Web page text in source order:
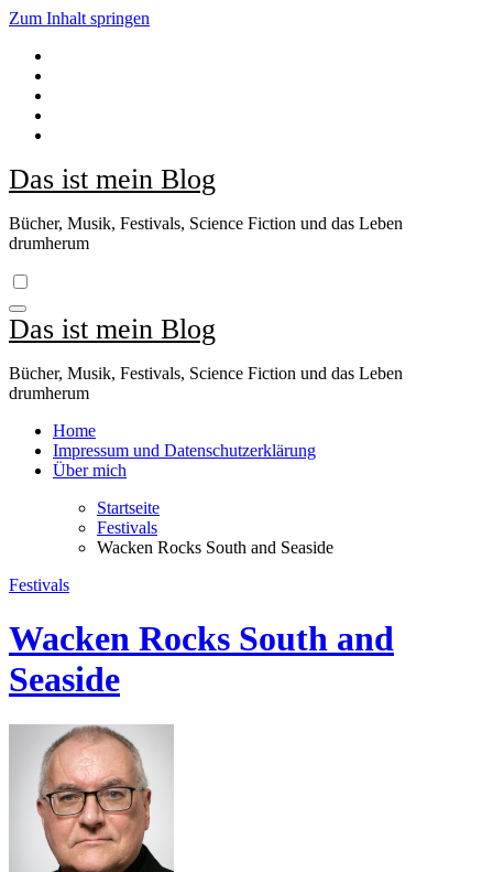
Zum Inhalt springen
Das ist mein Blog
Bücher, Musik, Festivals, Science Fiction und das Leben
drumherum
Das ist mein Blog
Bücher, Musik, Festivals, Science Fiction und das Leben
drumherum
Home
Impressum und Datenschutzerklärung
Über mich
Startseite
Festivals
Wacken Rocks South and Seaside
Festivals
Wacken Rocks South and
Seaside